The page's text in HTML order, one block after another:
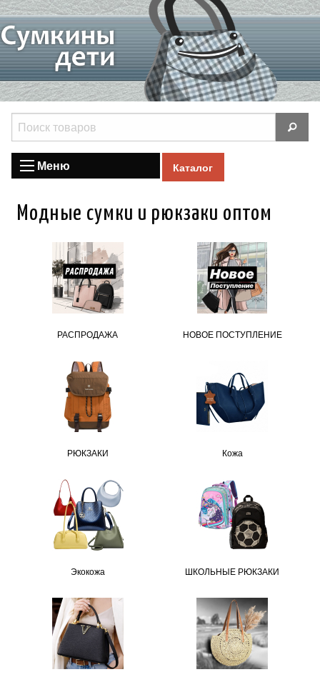
Меню Каталог
Модные сумки и рюкзаки оптом
РАСПРОДАЖА НОВОЕ ПОСТУПЛЕНИЕ
РЮКЗАКИ Кожа
Экокожа ШКОЛЬНЫЕ РЮКЗАКИ